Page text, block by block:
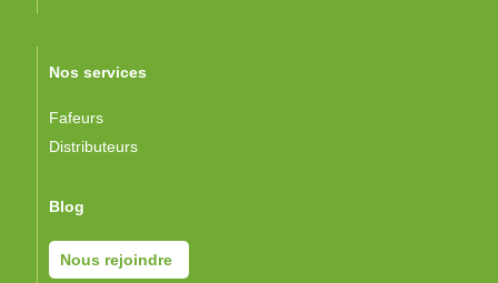
Nos services
Fafeurs
Distributeurs
Blog
Nous rejoindre